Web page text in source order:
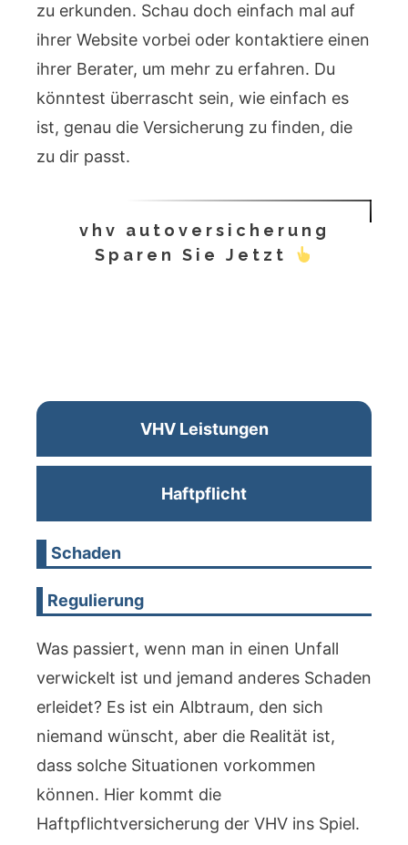
zu erkunden. Schau doch einfach mal auf
ihrer Website vorbei oder kontaktiere einen
ihrer Berater, um mehr zu erfahren. Du
könntest überrascht sein, wie einfach es
ist, genau die Versicherung zu finden, die
zu dir passt.
vhv autoversicherung
Sparen Sie Jetzt
VHV Leistungen
Haftpflicht
Schaden
Regulierung
Was passiert, wenn man in einen Unfall
verwickelt ist und jemand anderes Schaden
erleidet? Es ist ein Albtraum, den sich
niemand wünscht, aber die Realität ist,
dass solche Situationen vorkommen
können. Hier kommt die
Haftpflichtversicherung der VHV ins Spiel.